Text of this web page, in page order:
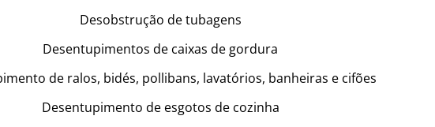
Desobstrução de tubagens
Desentupimentos de caixas de gordura
de ralos, bidés, pollibans, lavatórios, banheiras e cifões
Desentupimento de esgotos de cozinha